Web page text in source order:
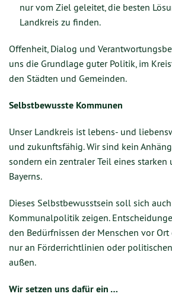
nur vom Ziel geleitet, die besten
Landkreis zu finden.
Offenheit, Dialog und
uns die Grundlage guter Politik, im
den Städten und Gemeinden.
Selbstbewusste Kommunen
Unser Landkreis ist lebens- und
und zukunftsfähig. Wir sind kein
sondern ein zentraler Teil eines
Bayerns.
Dieses Selbstbewusstsein soll sich
Kommunalpolitik zeigen.
den Bedürfnissen der Menschen vor
nur an Förderrichtlinien oder
außen.
Wir setzen uns dafür ein …